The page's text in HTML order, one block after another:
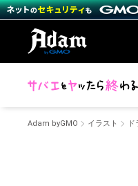
Adam byGMO イラスト